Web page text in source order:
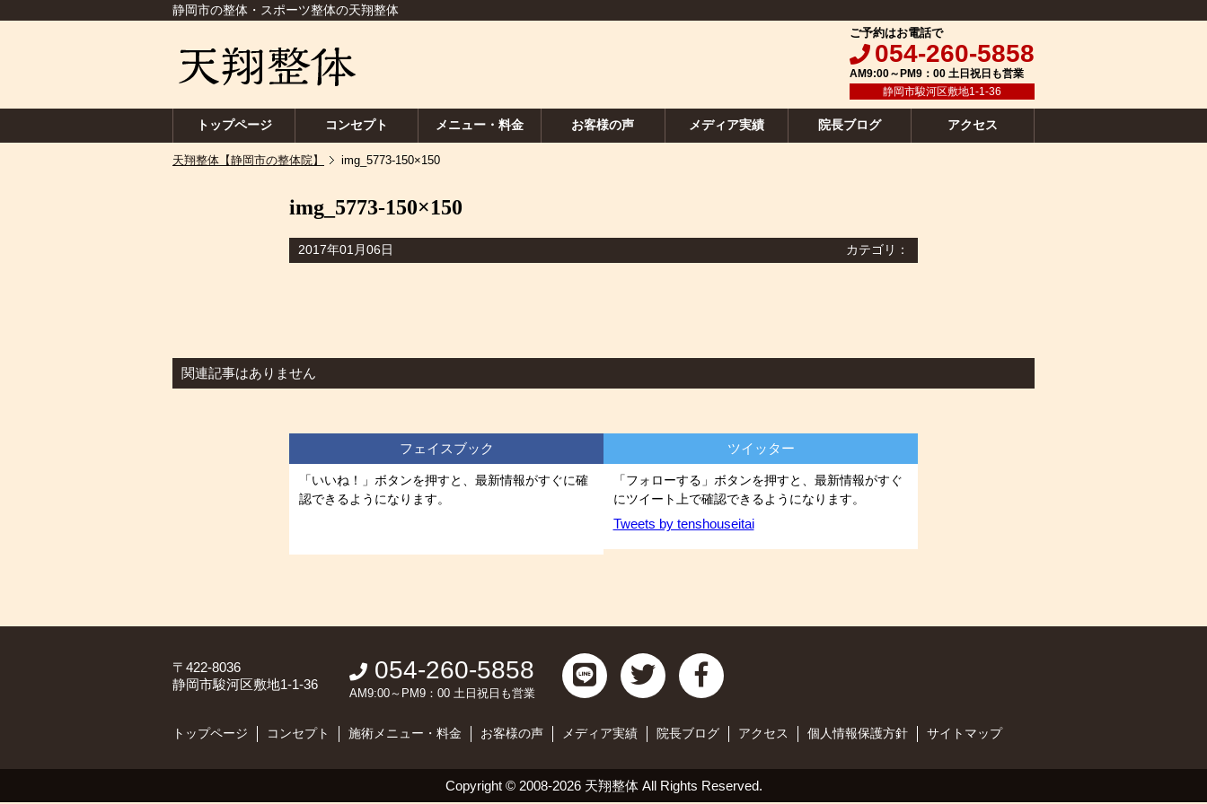
静岡市の整体・スポーツ整体の天翔整体
ご予約はお電話で
054-260-5858
AM9:00～PM9：00 土日祝日も営業
静岡市駿河区敷地1-1-36
トップページ コンセプト メニュー・料金 お客様の声 メディア実績 院長ブログ アクセス
天翔整体【静岡市の整体院】 img_5773-150×150
img_5773-150×150
2017年01月06日 カテゴリ：
関連記事はありません
フェイスブック
「いいね！」ボタンを押すと、最新情報がすぐに確
認できるようになります。
ツイッター
「フォローする」ボタンを押すと、最新情報がすぐ
にツイート上で確認できるようになります。
Tweets by tenshouseitai
〒422-8036
静岡市駿河区敷地1-1-36
054-260-5858
AM9:00～PM9：00 土日祝日も営業
トップページ コンセプト 施術メニュー・料金 お客様の声 メディア実績 院長ブログ アクセス 個人情報保護方針 サイトマップ
Copyright © 2008-2026 天翔整体All Rights Reserved.